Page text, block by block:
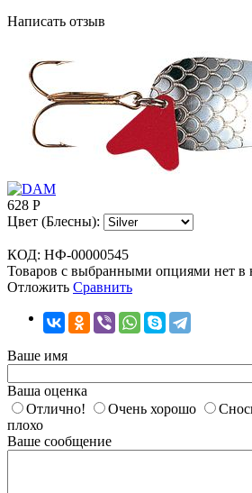
Написать отзыв
628 Р
Цвет (Блесны):
КОД: НФ-00000545
Товаров с выбранными опциями нет в
Отложить Сравнить
Ваше имя
Ваша оценка
Отлично!
Очень хорошо
плохо
Ваше сообщение